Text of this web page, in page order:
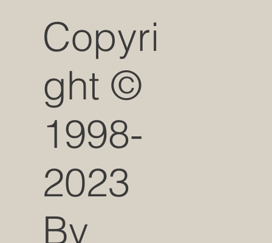
Copyri
ght ©
1998-
2023
By